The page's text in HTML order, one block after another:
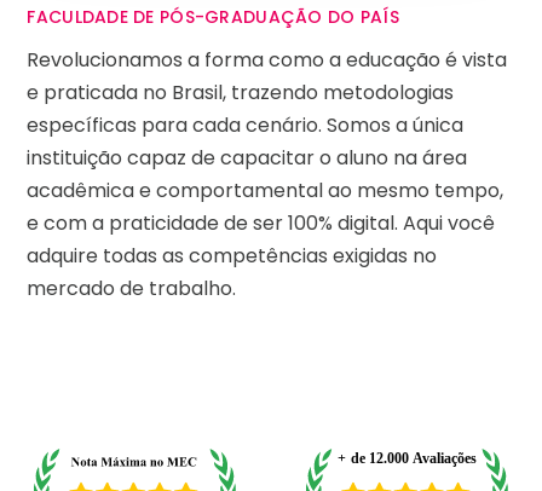
FACULDADE DE PÓS-GRADUAÇÃO DO PAÍS
Revolucionamos a forma como a educação é vista
e praticada no Brasil, trazendo metodologias
específicas para cada cenário. Somos a única
instituição capaz de capacitar o aluno na área
acadêmica e comportamental ao mesmo tempo,
e com a praticidade de ser 100% digital. Aqui você
adquire todas as competências exigidas no
mercado de trabalho.